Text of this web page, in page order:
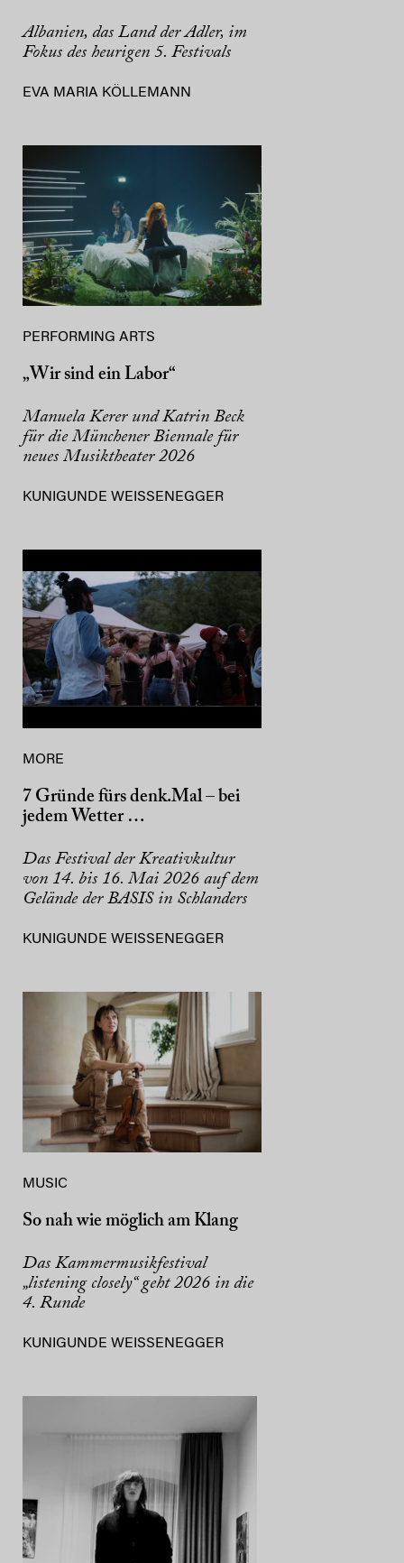
Albanien, das Land der Adler, im
Fokus des heurigen 5. Festivals
EVA MARIA KÖLLEMANN
PERFORMING ARTS
„Wir sind ein Labor“
Manuela Kerer und Katrin Beck
für die Münchener Biennale für
neues Musiktheater 2026
KUNIGUNDE WEISSENEGGER
MORE
7 Gründe fürs denk.Mal – bei
jedem Wetter …
Das Festival der Kreativkultur
von 14. bis 16. Mai 2026 auf dem
Gelände der BASIS in Schlanders
KUNIGUNDE WEISSENEGGER
MUSIC
So nah wie möglich am Klang
Das Kammermusikfestival
„listening closely“ geht 2026 in die
4. Runde
KUNIGUNDE WEISSENEGGER